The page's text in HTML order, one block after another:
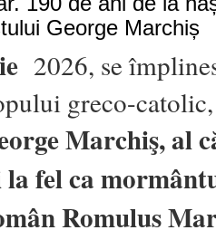
2026, se
greco-
Marchiş, al
fel ca
Romulus